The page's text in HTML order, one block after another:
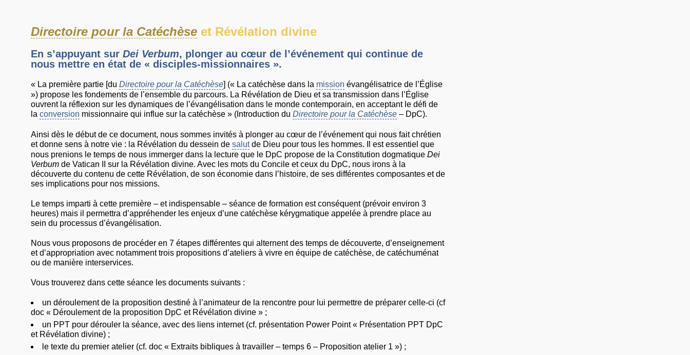
Directoire pour la Catéchèse et Révélation divine
En s’appuyant sur Dei Verbum, plonger au cœur de l’événement qui continue de
nous mettre en état de « disciples-missionnaires ».
« La première partie [du Directoire pour la Catéchèse] (« La catéchèse dans la mission évangélisatrice de l’Église
») propose les fondements de l’ensemble du parcours. La Révélation de Dieu et sa transmission dans l’Église
ouvrent la réflexion sur les dynamiques de l’évangélisation dans le monde contemporain, en acceptant le défi de
la conversion missionnaire qui influe sur la catéchèse » (Introduction du Directoire pour la Catéchèse – DpC).
Ainsi dès le début de ce document, nous sommes invités à plonger au cœur de l’événement qui nous fait chrétien
et donne sens à notre vie : la Révélation du dessein de salutde Dieu pour tous les hommes. Il est essentiel que
nous prenions le temps de nous immerger dans la lecture que le DpC propose de la Constitution dogmatique Dei
Verbum de Vatican II sur la Révélation divine. Avec les mots du Concile et ceux du DpC, nous irons à la
découverte du contenu de cette Révélation, de son économie dans l’histoire, de ses différentes composantes et de
ses implications pour nos missions.
Le temps imparti à cette première – et indispensable – séance de formation est conséquent (prévoir environ 3
heures) mais il permettra d’appréhender les enjeux d’une catéchèse kérygmatique appelée à prendre place au
sein du processus d’évangélisation.
Nous vous proposons de procéder en 7 étapes différentes qui alternent des temps de découverte, d’enseignement
et d’appropriation avec notamment trois propositions d’ateliers à vivre en équipe de catéchèse, de catéchuménat
ou de manière interservices.
Vous trouverez dans cette séance les documents suivants :
un déroulement de la proposition destiné à l’animateur de la rencontre pour lui permettre de préparer celle-ci (cf
doc « Déroulement de la proposition DpC et Révélation divine » ;
un PPT pour dérouler la séance, avec des liens internet (cf. présentation Power Point « Présentation PPT DpC
et Révélation divine) ;
le texte du premier atelier (cf. doc « Extraits bibliques à travailler – temps 6 – Proposition atelier 1 ») ;